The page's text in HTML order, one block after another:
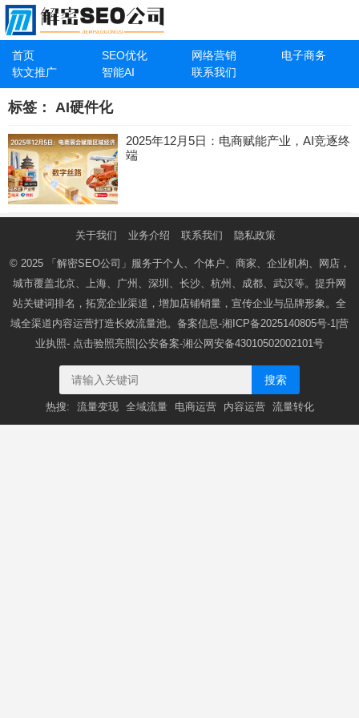
首页 SEO优化 网络营销
电子商务
软文推广
智能AI 联系我们
标签： AI硬件化
2025年12月5日：电商赋能产业，AI竞逐终
端
关于我们 业务介绍 联系我们 隐私政策
© 2025 「解密SEO公司」 服务于个人、个体户、商家、企业机构、网店，
城市覆盖北京、上海、广州、深圳、长沙、杭州、成都、武汉等。提升网
站关键词排名，拓宽企业渠道，增加店铺销量，宣传企业与品牌形象。全
域全渠道内容运营打造长效流量池。备案信息-湘ICP备2025140805号-1 |营
业执照- 点击验照亮照 |公安备案-湘公网安备43010502002101号
搜索
热搜: 流量变现 全域流量 电商运营 内容运营 流量转化